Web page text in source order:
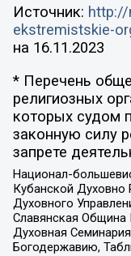
Источник: http://
ekstremistskie-
на 16.11.2023
* Перечень
религиозных
которых судом
законную силу
запрете
Национал-
Кубанской
Духовного
Славянская
Духовная
Богодержавию,